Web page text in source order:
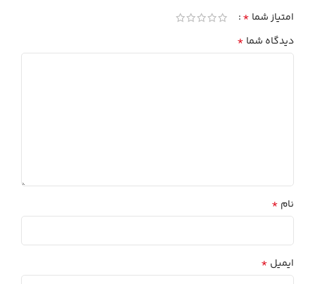
امتیاز شما *
دیدگاه شما *
نام *
ایمیل *